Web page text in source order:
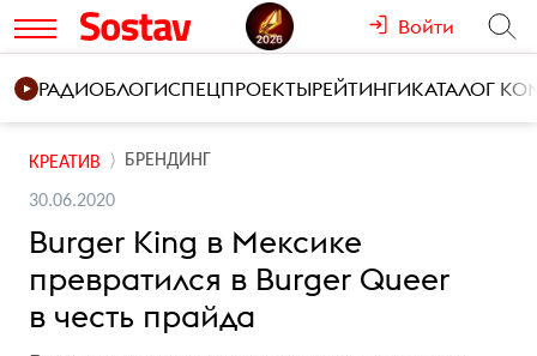
Войти
РАДИОБЛОГИСПЕЦПРОЕКТЫРЕЙТИНГИКАТАЛОГ
КРЕАТИВ БРЕНДИНГ
30.06.2020
Burger King в Мексике
превратился в Burger Queer
в честь прайда